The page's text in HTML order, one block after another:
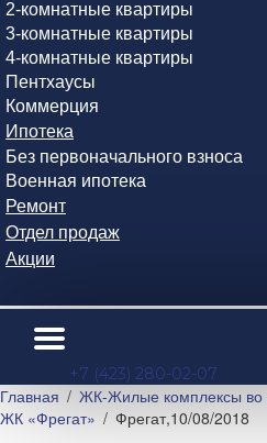
2-комнатные квартиры
3-комнатные квартиры
4-комнатные квартиры
Пентхаусы
Коммерция
Ипотека
Без первоначального взноса
Военная ипотека
Ремонт
Отдел продаж
Акции
+7 (423) 280-02-07
Главная
ЖК-Жилые комплексы во
ЖК «Фрегат»
Фрегат,10/08/2018